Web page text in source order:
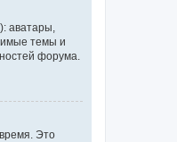
аватары,
темы и
форума.
Это